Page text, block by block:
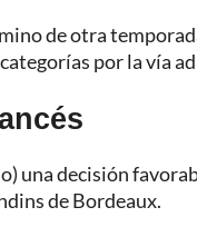
de otra
por la vía
una decisión
de Bordeaux.